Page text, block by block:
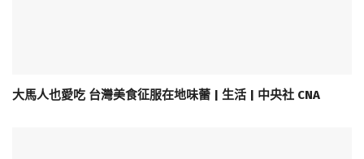
大馬人也愛吃 台灣美食征服在地味蕾 | 生活 | 中央社 CNA